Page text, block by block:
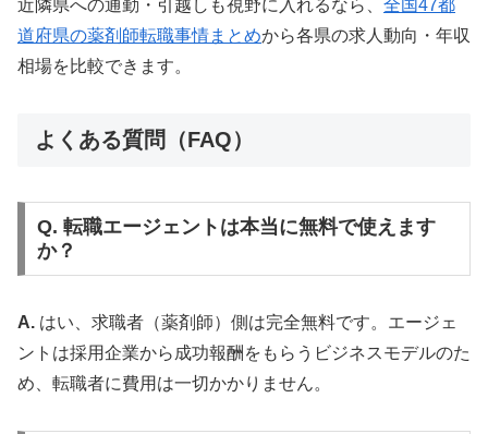
近隣県への通勤・引越しも視野に入れるなら、 全国47都
道府県の薬剤師転職事情まとめから各県の求人動向・年収
相場を比較できます。
よくある質問（FAQ）
Q. 転職エージェントは本当に無料で使えます
か？
A. はい、求職者（薬剤師）側は完全無料です。エージェ
ントは採用企業から成功報酬をもらうビジネスモデルのた
め、転職者に費用は一切かかりません。